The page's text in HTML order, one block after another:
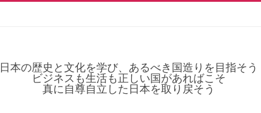
日本の歴史と文化を学び、あるべき国造りを目指そう
ビジネスも生活も正しい国があればこそ
真に自尊自立した日本を取り戻そう